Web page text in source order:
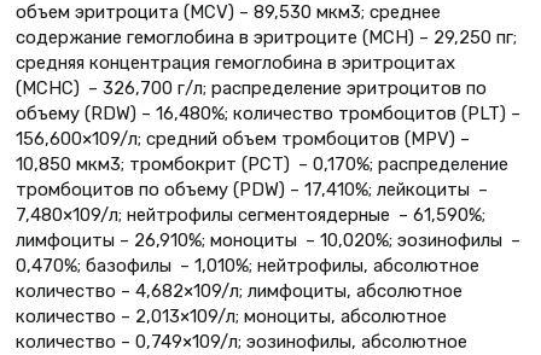
объем эритроцита (MCV) – 89,530 мкм3; среднее
содержание гемоглобина в эритроците (MCH) – 29,250 пг;
средняя концентрация гемоглобина в эритроцитах
(MCHС) – 326,700 г/л; распределение эритроцитов по
объему (RDW) – 16,480%; количество тромбоцитов (PLT) –
156,600×109/л; средний объем тромбоцитов (MPV) –
10,850 мкм3; тромбокрит (PCT) – 0,170%; распределение
тромбоцитов по объему (PDW) – 17,410%; лейкоциты –
7,480×109/л; нейтрофилы сегментоядерные – 61,590%;
лимфоциты – 26,910%; моноциты – 10,020%; эозинофилы –
0,470%; базофилы – 1,010%; нейтрофилы, абсолютное
количество – 4,682×109/л; лимфоциты, абсолютное
количество – 2,013×109/л; моноциты, абсолютное
количество – 0,749×109/л; эозинофилы, абсолютное